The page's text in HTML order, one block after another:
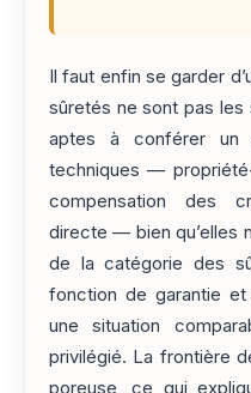
Il faut enfin se garder
sûretés ne sont pas les
aptes à conférer un
techniques —
compensation des
directe — bien qu’elles
de la catégorie des
fonction de garantie
une situation
privilégié. La frontière
poreuse, ce qui